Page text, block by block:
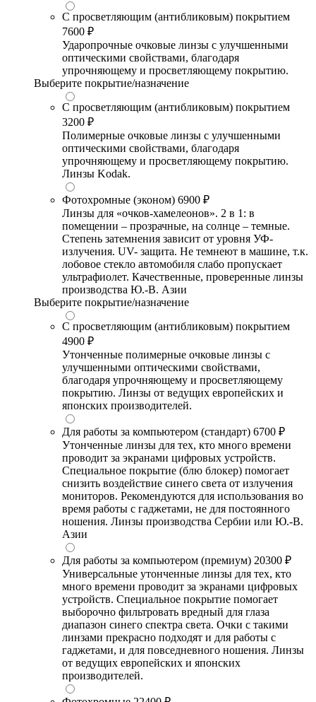
С просветляющим (антибликовым) покрытием
7600 ₽
Ударопрочные очковые линзы с улучшенными
оптическими свойствами, благодаря
упрочняющему и просветляющему покрытию.
Выберите покрытие/назначение
С просветляющим (антибликовым) покрытием
3200 ₽
Полимерные очковые линзы с улучшенными
оптическими свойствами, благодаря
упрочняющему и просветляющему покрытию.
Линзы Kodak.
Фотохромные (эконом) 6900 ₽
Линзы для «очков-хамелеонов». 2 в 1: в
помещении – прозрачные, на солнце – темные.
Степень затемнения зависит от уровня УФ-
излучения. UV- защита. Не темнеют в машине, т.к.
лобовое стекло автомобиля слабо пропускает
ультрафиолет. Качественные, проверенные линзы
производства Ю.-В. Азии
Выберите покрытие/назначение
С просветляющим (антибликовым) покрытием
4900 ₽
Утонченные полимерные очковые линзы с
улучшенными оптическими свойствами,
благодаря упрочняющему и просветляющему
покрытию. Линзы от ведущих европейских и
японских производителей.
Для работы за компьютером (стандарт) 6700 ₽
Утонченные линзы для тех, кто много времени
проводит за экранами цифровых устройств.
Специальное покрытие (блю блокер) помогает
снизить воздействие синего света от излучения
мониторов. Рекомендуются для использования во
время работы с гаджетами, не для постоянного
ношения. Линзы производства Сербии или Ю.-В.
Азии
Для работы за компьютером (премиум) 20300 ₽
Универсальные утонченные линзы для тех, кто
много времени проводит за экранами цифровых
устройств. Специальное покрытие помогает
выборочно фильтровать вредный для глаза
диапазон синего спектра света. Очки с такими
линзами прекрасно подходят и для работы с
гаджетами, и для повседневного ношения. Линзы
от ведущих европейских и японских
производителей.